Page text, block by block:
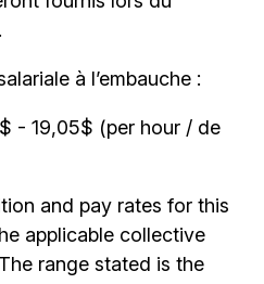
à l’embauche :
- 19,05$ (per hour / de
and pay rates for this
applicable collective
range stated is the